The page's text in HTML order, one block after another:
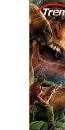
PRIVACY
POLICY